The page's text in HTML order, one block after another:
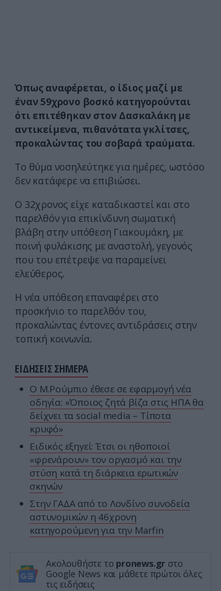
Όπως αναφέρεται, ο ίδιος μαζί με
έναν 59χρονο βοσκό κατηγορούνται
ότι επιτέθηκαν στον Δασκαλάκη με
αντικείμενα, πιθανότατα γκλίτσες,
προκαλώντας του σοβαρά τραύματα.
Το θύμα νοσηλεύτηκε για ημέρες, ωστόσο
δεν κατάφερε να επιβιώσει.
Ο 32χρονος είχε καταδικαστεί και στο
παρελθόν για επικίνδυνη σωματική
βλάβη στην υπόθεση Γιακουμάκη, με
ποινή φυλάκισης με αναστολή, γεγονός
που του επέτρεψε να παραμείνει
ελεύθερος.
Η νέα υπόθεση επαναφέρει στο
προσκήνιο το παρελθόν του,
προκαλώντας έντονες αντιδράσεις στην
τοπική κοινωνία.
ΕΙΔΗΣΕΙΣ ΣΗΜΕΡΑ
Ο Μ.Ρούμπιο έθεσε σε εφαρμογή νέα
οδηγία: «Όποιος ζητά βίζα στις ΗΠΑ θα
δείχνει τα social media – Τίποτα
κρυφό»
Ειδικός εξηγεί: Έτσι οι ηθοποιοί
«φρενάρουν» τον οργασμό και την
στύση κατά τη διάρκεια ερωτικών
σκηνών
Στην ΓΑΔΑ από το Λονδίνο συνοδεία
αστυνομικών η 46χρονη
κατηγορούμενη για την Marfin
Ακολουθήστε το pronews.gr στο
Google News και μάθετε πρώτοι όλες
τις ειδήσεις